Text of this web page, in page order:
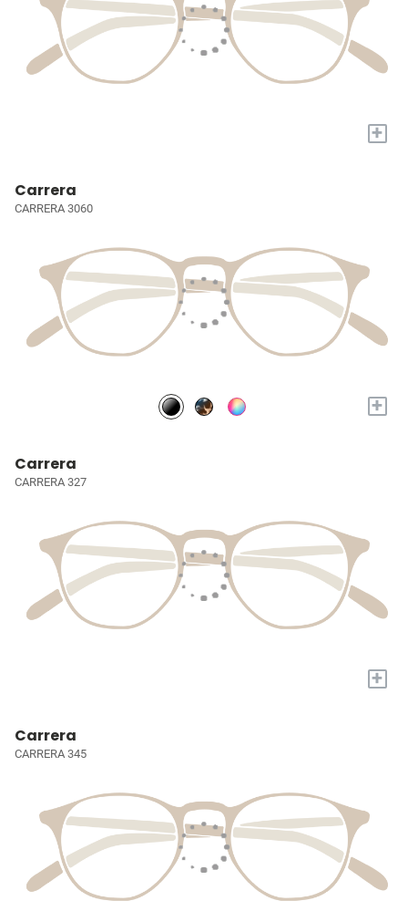
+
Carrera
CARRERA 3060
+
Carrera
CARRERA 327
+
Carrera
CARRERA 345